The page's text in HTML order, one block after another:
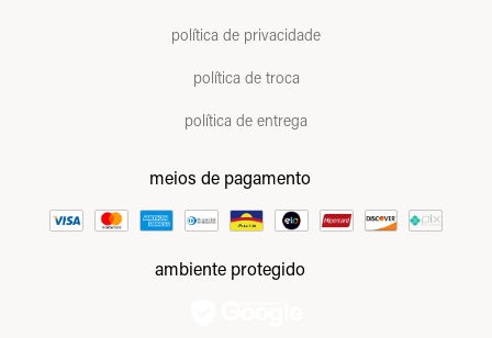
política de privacidade
política de troca
política de entrega
meios de pagamento
ambiente protegido